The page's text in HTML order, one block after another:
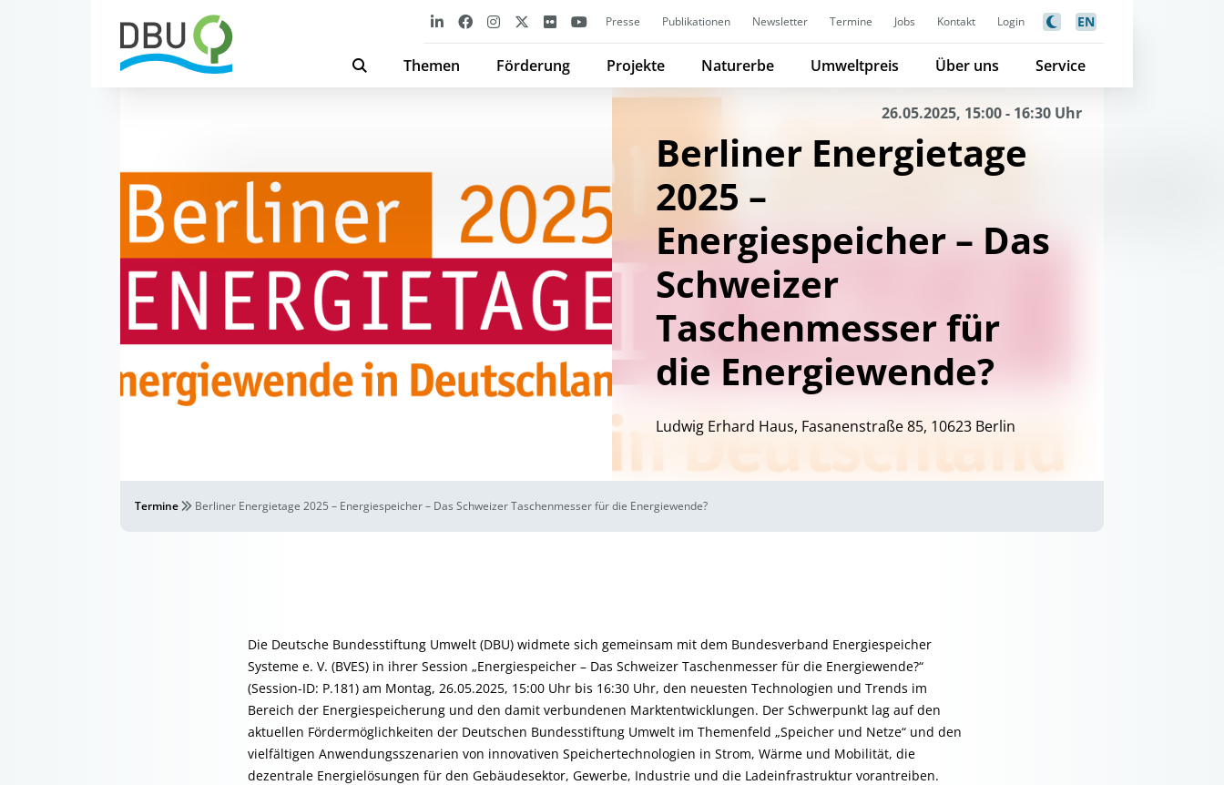
Presse Publikationen Newsletter Termine Jobs Kontakt Login EN
Themen Förderung Projekte Naturerbe Umweltpreis Über uns Service
26.05.2025, 15:00 - 16:30 Uhr
Berliner Energietage
2025 –
Energiespeicher – Das
Schweizer
Taschenmesser für
die Energiewende?
Ludwig Erhard Haus, Fasanenstraße 85, 10623 Berlin
Termine Berliner Energietage 2025 – Energiespeicher – Das Schweizer Taschenmesser für die Energiewende?
Die Deutsche Bundesstiftung Umwelt (DBU) widmete sich gemeinsam mit dem Bundesverband Energiespeicher
Systeme e. V. (BVES) in ihrer Session „Energiespeicher – Das Schweizer Taschenmesser für die Energiewende?“
(Session-ID: P.181) am Montag, 26.05.2025, 15:00 Uhr bis 16:30 Uhr, den neuesten Technologien und Trends im
Bereich der Energiespeicherung und den damit verbundenen Marktentwicklungen. Der Schwerpunkt lag auf den
aktuellen Fördermöglichkeiten der Deutschen Bundesstiftung Umwelt im Themenfeld „Speicher und Netze“ und den
vielfältigen Anwendungsszenarien von innovativen Speichertechnologien in Strom, Wärme und Mobilität, die
dezentrale Energielösungen für den Gebäudesektor, Gewerbe, Industrie und die Ladeinfrastruktur vorantreiben.